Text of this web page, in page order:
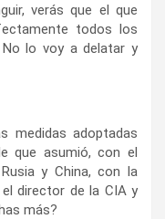
verás que el que
todos los
lo voy a delatar y
medidas adoptadas
que asumió, con el
y China, con la
director de la CIA y
más?